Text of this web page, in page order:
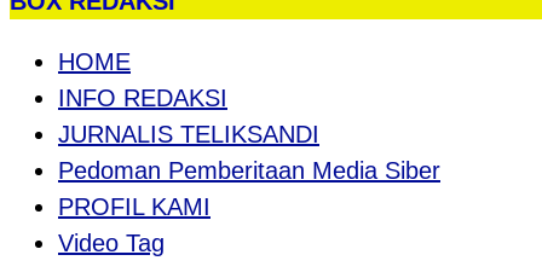
HOME
INFO REDAKSI
JURNALIS TELIKSANDI
Pedoman Pemberitaan Media Siber
PROFIL KAMI
Video Tag